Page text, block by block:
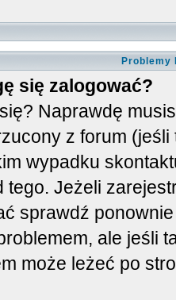
Problemy
się zalogować?
Naprawdę
z forum
wypadku
Jeżeli
sprawdź ponownie
ale jeśli
może leżeć po